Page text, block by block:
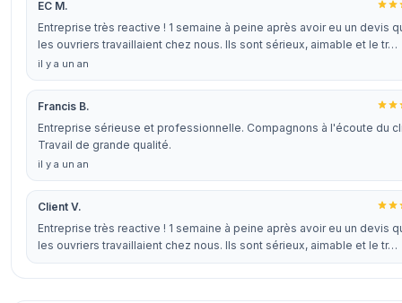
EC M.
Entreprise très reactive ! 1 semaine à peine après avoir eu un devis
les ouvriers travaillaient chez nous. Ils sont sérieux, aimable et le tr…
il y a un an
Francis B.
Entreprise sérieuse et professionnelle. Compagnons à l'écoute du
Travail de grande qualité.
il y a un an
Client V.
Entreprise très reactive ! 1 semaine à peine après avoir eu un devis
les ouvriers travaillaient chez nous. Ils sont sérieux, aimable et le tr…